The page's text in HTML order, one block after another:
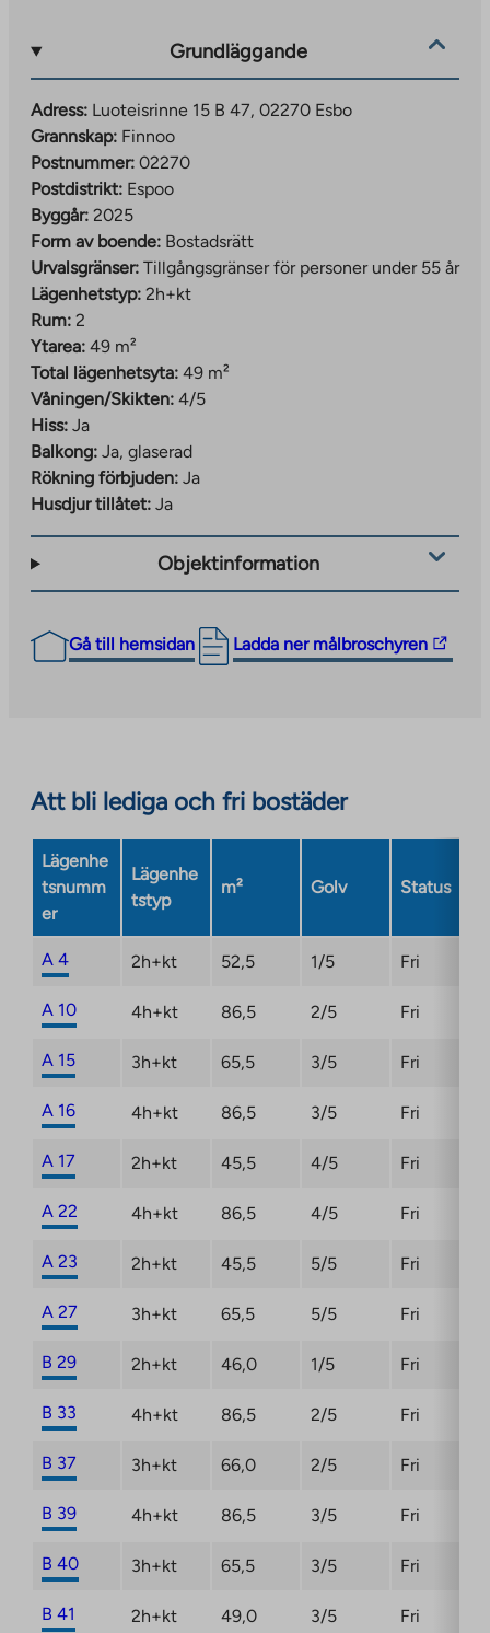
new
Grundläggande
Adress: Luoteisrinne 15 B 47, 02270 Esbo
Grannskap: Finnoo
Postnummer: 02270
Postdistrikt: Espoo
Byggår: 2025
Form av boende: Bostadsrätt
Urvalsgränser: Tillgångsgränser för personer under 55 år
Lägenhetstyp: 2h+kt
Rum: 2
Ytarea: 49 m²
Total lägenhetsyta: 49 m²
Våningen/Skikten: 4/5
Hiss: Ja
Balkong: Ja, glaserad
Rökning förbjuden: Ja
Husdjur tillåtet: Ja
Objektinformation
Gå till hemsidan Ladda ner målbroschyren
The
link
external
opens
a
new
Att bli lediga och fri bostäder
Lägenhe
tsnumm
er
Lägenhe
tstyp
m² Golv Status
A 4 2h+kt 52,5 1/5 Fri
A 10 4h+kt 86,5 2/5 Fri
A 15 3h+kt 65,5 3/5 Fri
A 16 4h+kt 86,5 3/5 Fri
A 17 2h+kt 45,5 4/5 Fri
A 22 4h+kt 86,5 4/5 Fri
A 23 2h+kt 45,5 5/5 Fri
A 27 3h+kt 65,5 5/5 Fri
B 29 2h+kt 46,0 1/5 Fri
B 33 4h+kt 86,5 2/5 Fri
B 37 3h+kt 66,0 2/5 Fri
B 39 4h+kt 86,5 3/5 Fri
B 40 3h+kt 65,5 3/5 Fri
B 41 2h+kt 49,0 3/5 Fri